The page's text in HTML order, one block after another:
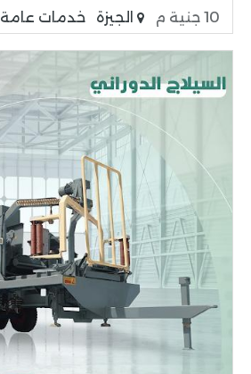
10 جنية م الجيزة خدمات عامة